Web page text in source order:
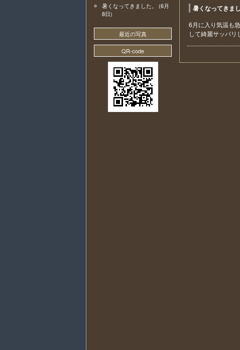
暑くなってきまし
6月に入り気温も
して綺麗サッパリ
暑くなってきました。
(6月
8日)
最近の写真
QR-code